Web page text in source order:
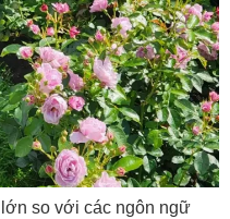
so với các ngôn ngữ